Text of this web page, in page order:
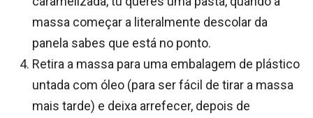
massa começar a literalmente descolar da
panela sabes que está no ponto.
Retira a massa para uma embalagem de plástico
untada com óleo (para ser fácil de tirar a massa
mais tarde) e deixa arrefecer, depois de